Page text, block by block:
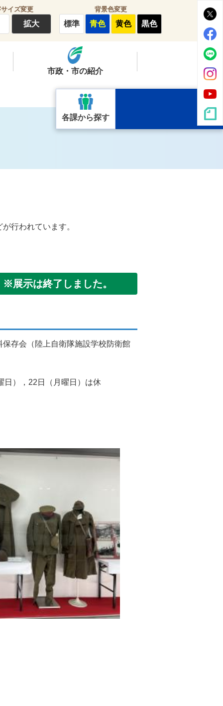
イズ変更
拡大
背景色変更
標準 青色 黄色 黒色
市政・市の紹介
各課から探す
行われています。
了しました。
存会（陸上自衛隊施設学校防衛館
），22日（月曜日）は休